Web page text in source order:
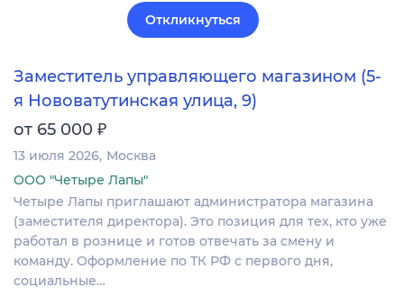
Откликнуться
Заместитель управляющего магазином (5-
я Нововатутинская улица, 9)
от 65 000 ₽
13 июля 2026 Москва
ООО "Четыре Лапы"
Четыре Лапы приглашают администратора магазина
(заместителя директора). Это позиция для тех, кто уже
работал в рознице и готов отвечать за смену и
команду. Оформление по ТК РФ с первого дня,
социальные…